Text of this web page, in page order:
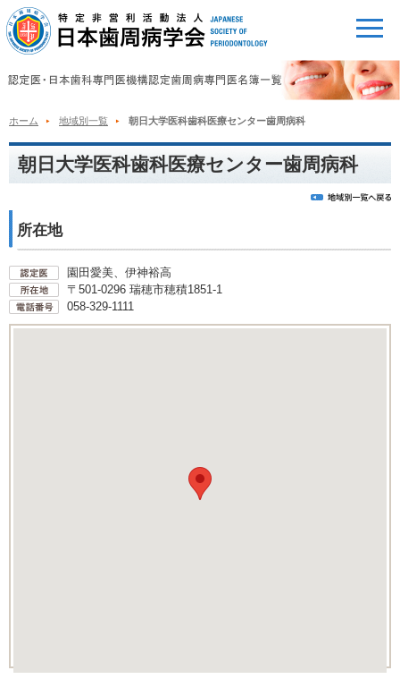
ホーム 地域別一覧 朝日大学医科歯科医療センター歯周病科
朝日大学医科歯科医療センター歯周病科
所在地
園田愛美、伊神裕高
〒501-0296 瑞穂市穂積1851-1
058-329-1111